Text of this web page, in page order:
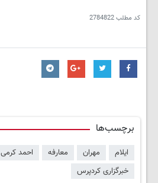
کد مطلب2784822
برچسب‌ها
ایلام مهران معارفه احمد کرمی
خبرگزاری کردپرس